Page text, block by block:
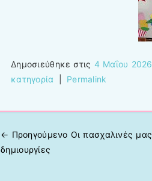
Δημοσιεύθηκε στις 4 Μαΐου 2026
κατηγορία
Permalink
Πλοήγηση άρθρων
← Προηγούμενo Οι πασχαλινές μας
δημιουργίες